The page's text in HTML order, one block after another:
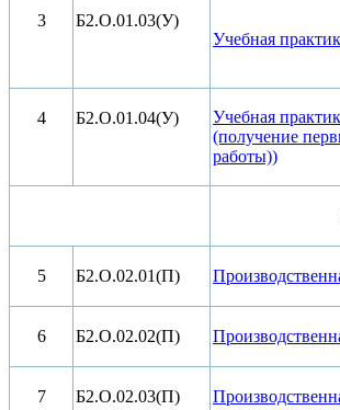
3
Б2.О.01.03(У)
Учебная
4 Б2.О.01.04(У)
Учебная
(получение
работы))
5 Б2.О.02.01(П)
6 Б2.О.02.02(П)
7 Б2.О.02.03(П)